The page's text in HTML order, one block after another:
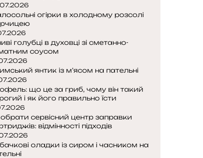
огірки в холодному розсолі
голубці в духовці зі сметанно-
соусом
янтик із м’ясом на пательні
що це за гриб, чому він такий
і як його правильно їсти
сервісний центр заправки
відмінності підходів
оладки із сиром і часником на